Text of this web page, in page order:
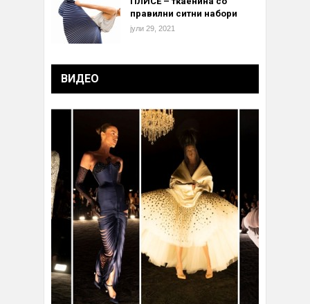
правилни ситни набори
јули 29, 2021
ВИДЕО